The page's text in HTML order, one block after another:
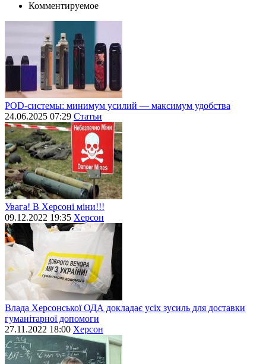
Комментируемое
POD-системы: минимум усилий — максимум удобства
24.06.2025 07:29 Статьи
Увага! В Херсоні міни!!!
09.12.2022 19:35 Херсон
Влада Херсонської ОДА докладає усіх зусиль для доставки
гуманітарної допомоги
27.11.2022 18:00 Херсон